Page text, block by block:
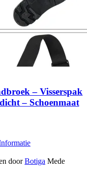
– Visserspak
– Schoenmaat
doorBotiga Mede